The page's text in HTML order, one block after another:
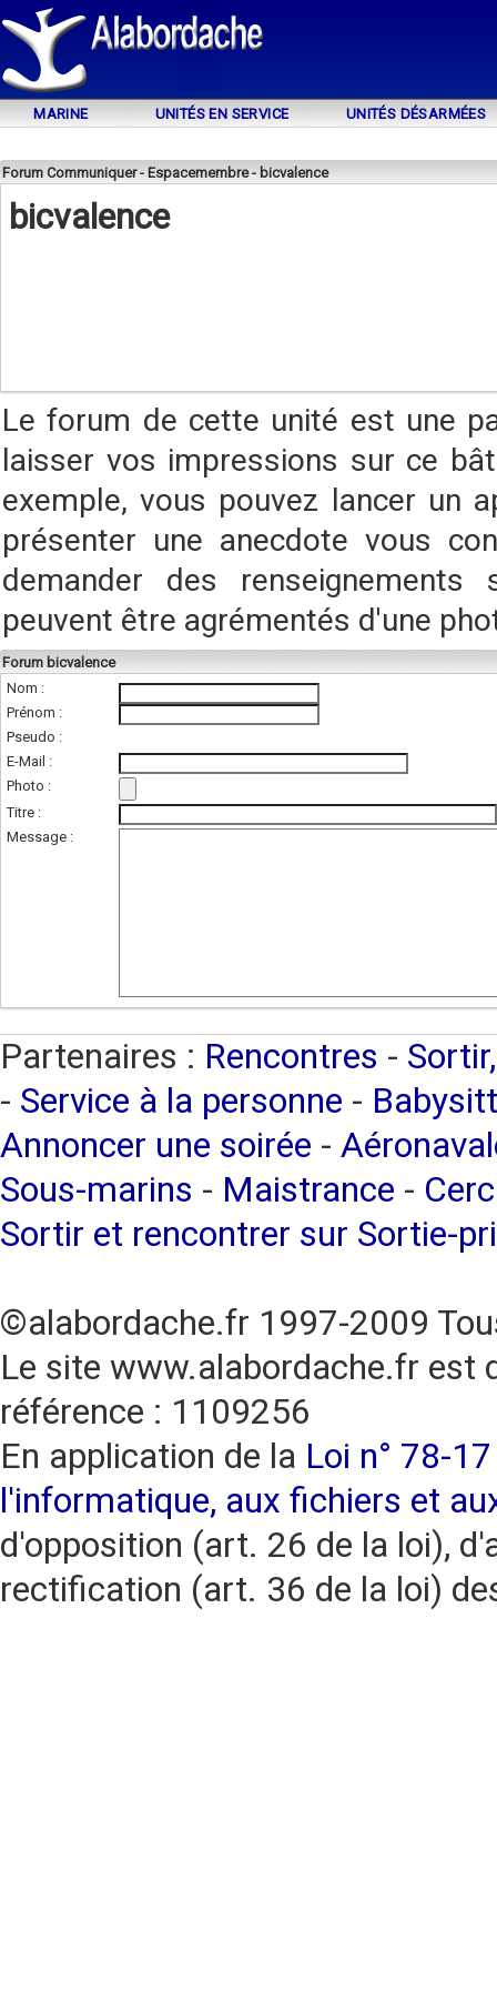
MARINE UNITÉS EN SERVICE UNITÉS DÉSARMÉES
Forum Communiquer - Espacemembre - bicvalence
bicvalence
Le forum de cette unité est une
laisser vos impressions sur ce
exemple, vous pouvez lancer un
présenter une anecdote vous
demander des
peuvent être agrémentés d'une
Forum bicvalence
Nom :
Prénom :
Pseudo :
E-Mail :
Photo :
Titre :
Message :
Partenaires : Rencontres -
- Service à la personne -
Annoncer une soirée -
Sous-marins - Maistrance -
Sortir et rencontrer sur Sortie-
©alabordache.fr 1997-2009
Le site www.alabordache.fr est
référence : 1109256
En application de la Loi n° 78-
l'informatique, aux fichiers et
d'opposition (art. 26 de la loi),
rectification (art. 36 de la loi)